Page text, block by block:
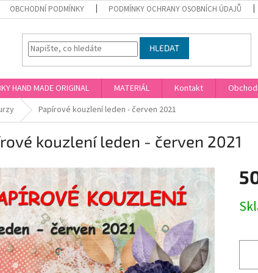
OBCHODNÍ PODMÍNKY PODMÍNKY OCHRANY OSOBNÍCH ÚDAJŮ
HLEDAT
HAND MADE ORIGINAL MATERIÁL Kontakt
Papírové kouzlení leden - červen 2021
kouzlení leden - červen 2021